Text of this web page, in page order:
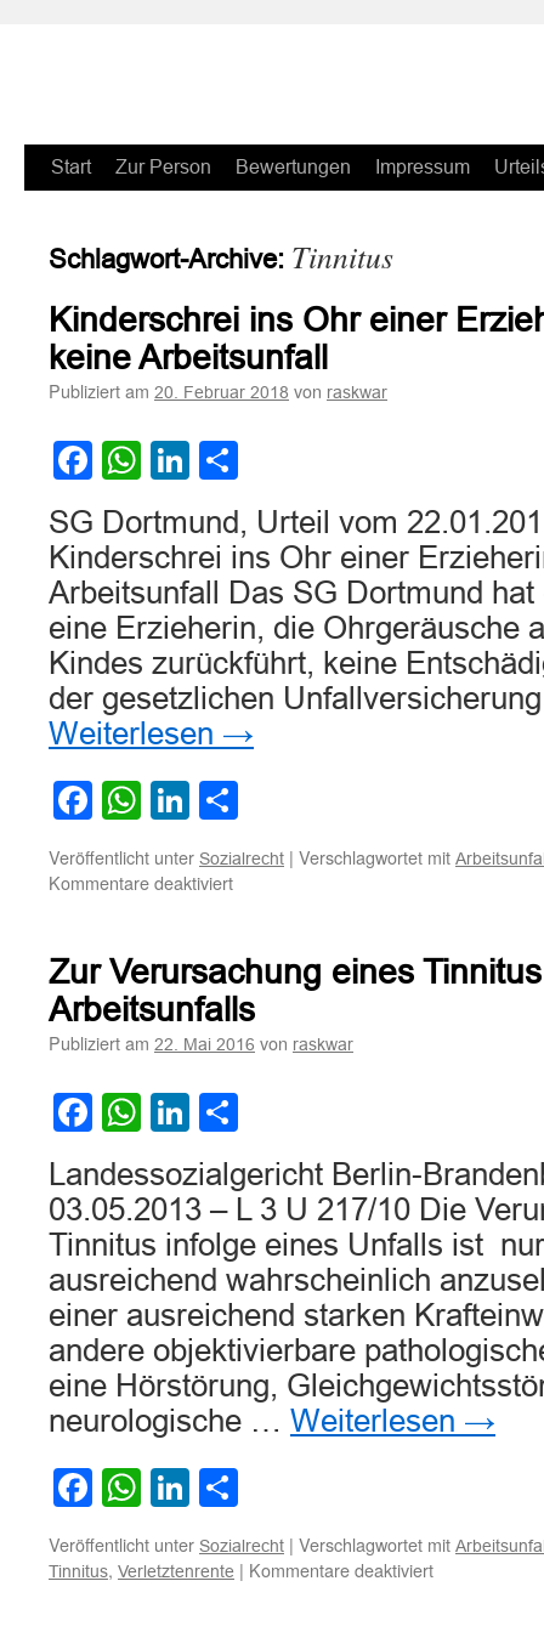
Zum
springen
Start Zur Person Bewertungen Impressum
Schlagwort-Archive: Tinnitus
Kinderschrei ins Ohr einer
keine Arbeitsunfall
Publiziert am 20. Februar 2018 von raskwar
Facebook
WhatsApp
LinkedIn
SG Dortmund, Urteil vom
Kinderschrei ins Ohr einer
Arbeitsunfall Das SG Dortmund
eine Erzieherin, die Ohrgeräusche
Kindes zurückführt, keine
der gesetzlichen
Weiterlesen →
Facebook
WhatsApp
LinkedIn
Veröffentlicht unter Sozialrecht | Verschlagwortet mit
Kommentare deaktiviertfür
Ohr
einer
Erzieherin
begründet
keine
Zur Verursachung eines
Arbeitsunfalls
Publiziert am 22. Mai 2016 von raskwar
Facebook
WhatsApp
LinkedIn
Landessozialgericht Berlin-
03.05.2013 – L 3 U 217/10 Die
Tinnitus infolge eines Unfalls ist
ausreichend wahrscheinlich
einer ausreichend starken
andere objektivierbare
eine Hörstörung,
neurologische … Weiterlesen →
Facebook
WhatsApp
LinkedIn
Veröffentlicht unter Sozialrecht | Verschlagwortet mit
Tinnitus, Verletztenrente | Kommentare deaktiviertfür